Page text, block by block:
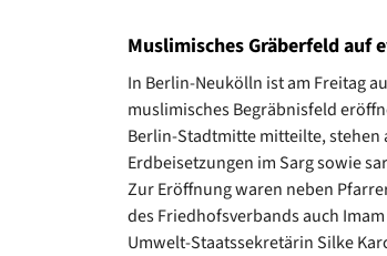
Muslimisches Gräberfeld auf
In Berlin-Neukölln ist am Freitag
muslimisches Begräbnisfeld
Berlin-Stadtmitte mitteilte, stehen
Erdbeisetzungen im Sarg sowie
Zur Eröffnung waren neben
des Friedhofsverbands auch
Umwelt-Staatssekretärin Silke